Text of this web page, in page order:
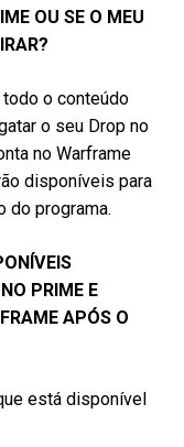
OU SE O MEU
o conteúdo
o seu Drop no
no Warframe
disponíveis para
do programa.
PRIME E
APÓS O
está disponível